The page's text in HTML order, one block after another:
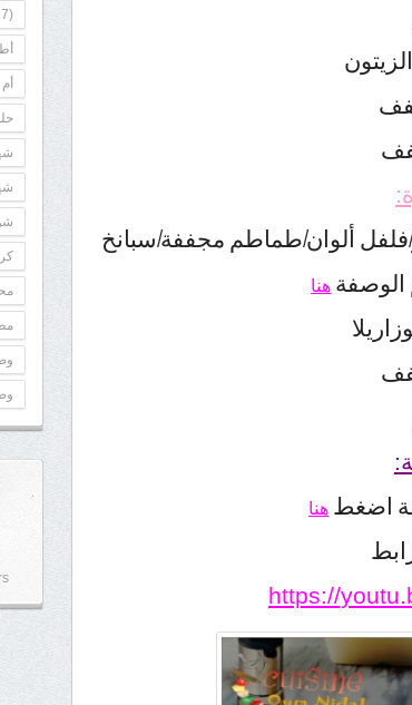
ألوان/طماطم مجففة/سبانخ
هنا
اضغط هنا
https://